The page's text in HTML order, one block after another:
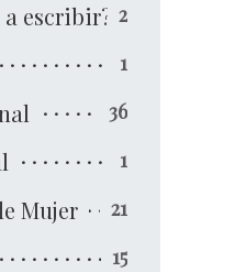
escribir? 2
1
36
1
Mujer 21
15